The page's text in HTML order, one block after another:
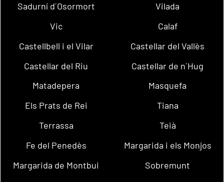
Sadurní d´Osormort
Vilada
Vic
Calaf
Castellbell i el Vilar
Castellar del Vallès
Castellar del Riu
Castellar de n´Hug
Matadepera
Masquefa
Els Prats de Rei
Tiana
Terrassa
Teià
Fe del Penedès
Margarida i els Monjos
Margarida de Montbui
Sobremunt